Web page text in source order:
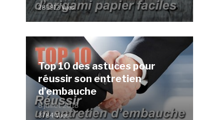
283912 Vues
Top 10 des astuces pour
réussir son entretien
d’embauche
8 juillet 2018
3784 Vues